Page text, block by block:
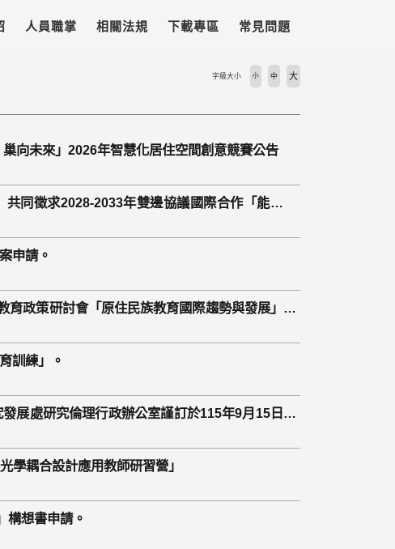
字級大小 小 中 大
向未來」2026年智慧化居住空間創意競賽公告
同徵求2028-2033年雙邊協議國際合作「能源轉
申請。
育政策研討會「原住民族教育國際趨勢與發展」，
訓練」。
展處研究倫理行政辦公室謹訂於115年9月15日舉
研同仁踴躍報名參加。
學耦合設計應用教師研習營」
構想書申請。
人員職掌 相關法規 下載專區 常見問題